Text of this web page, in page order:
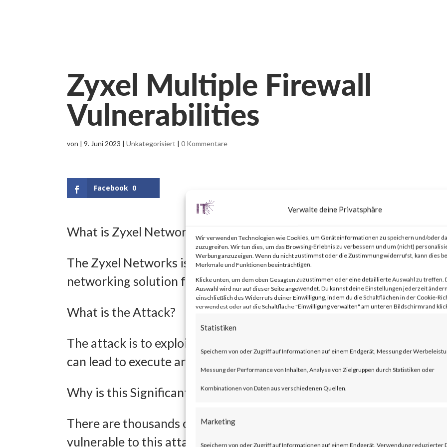
Verwalte deine Privatsphäre
Wir verwenden Technologien wie Cookies, um Geräteinformationen zu speichern und/oder
zuzugreifen. Wir tun dies, um das Browsing-Erlebnis zu verbessern und um (nicht)
Werbung anzuzeigen. Wenn du nicht zustimmst oder die Zustimmung widerrufst, kann dies
Merkmale und Funktionen beeinträchtigen.
Klicke unten, um dem oben Gesagten zuzustimmen oder eine detaillierte Auswahl zu treffen.
Auswahl wird nur auf dieser Seite angewendet. Du kannst deine Einstellungen jederzeit
einschließlich des Widerrufs deiner Einwilligung, indem du die Schaltflächen in der Cookie-
verwendest oder auf die Schaltfläche "Einwilligung verwalten" am unteren Bildschirmrand
Statistiken
Speichern von oder Zugriff auf Informationen auf einem Endgerät, Messung der
Messung der Performance von Inhalten, Analyse von Zielgruppen durch Statistiken oder
Kombinationen von Daten aus verschiedenen Quellen.
Marketing
Speichern von oder Zugriff auf Informationen auf einem Endgerät, Verwendung reduzierter
Zyxel Multiple Firewall
Vulnerabilities
von |9. Juni 2023 |Unkategorisiert |0 Kommentare
Facebook 0
What is Zyxel Networks?
The Zyxel Networks is one of the leading providers of broadband
networking solution for small and home offices.
What is the Attack?
The attack is to exploit an OS command injection vulnerability which
can lead to execute arbitrary commands.
Why is this Significant?
There are thousands of devices worldwide that potentially are
vulnerable to this attack. CISA has already added the vulnerabilities